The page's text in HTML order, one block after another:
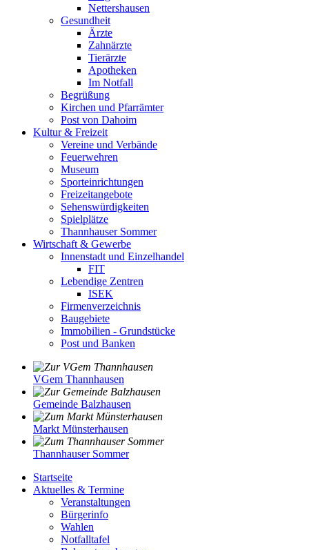
Nettershausen
Gesundheit
Ärzte
Zahnärzte
Tierärzte
Apotheken
Im Notfall
Begrüßung
Kirchen und Pfarrämter
Post von Dahoim
Kultur & Freizeit
Vereine und Verbände
Feuerwehren
Museum
Sporteinrichtungen
Freizeitangebote
Sehenswürdigkeiten
Spielplätze
Thannhauser Sommer
Wirtschaft & Gewerbe
Innenstadt und Einzelhandel
FIT
Lebendige Zentren
ISEK
Firmenverzeichnis
Baugebiete
Immobilien - Grundstücke
Post und Banken
VGem Thannhausen
Gemeinde Balzhausen
Markt Münsterhausen
Thannhauser Sommer
Startseite
Aktuelles & Termine
Veranstaltungen
Bürgerinfo
Wahlen
Notfalltafel